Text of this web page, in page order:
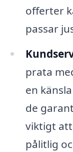
offerter
passar
prata
en
de
viktigt
pålitlig